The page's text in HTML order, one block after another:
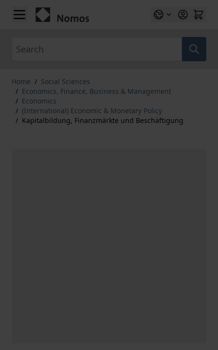
Skip to Content
Home / Social Sciences
/ Economics, Finance, Business & Management
/ Economics
/ (International) Economic & Monetary Policy
/ Kapitalbildung, Finanzmärkte und Beschäftigung